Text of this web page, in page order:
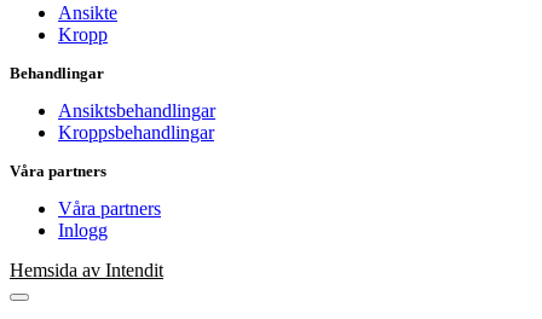
Ansikte
Kropp
Behandlingar
Ansiktsbehandlingar
Kroppsbehandlingar
Våra partners
Våra partners
Inlogg
Hemsida av Intendit